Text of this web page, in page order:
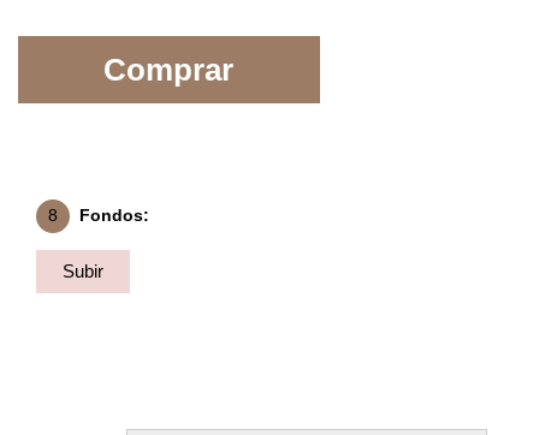
Comprar
8 Fondos:
Subir